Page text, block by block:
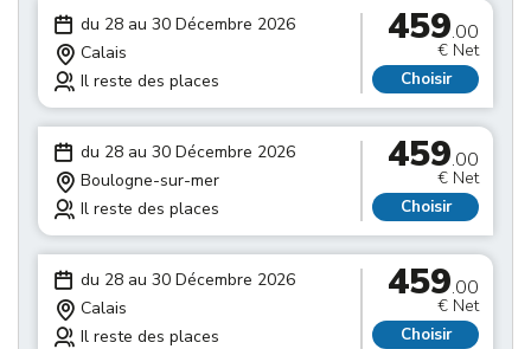
du 28 au 30 Décembre 2026
Calais
Il reste des places
459.00
€ Net
Choisir
du 28 au 30 Décembre 2026
Boulogne-sur-mer
Il reste des places
459.00
€ Net
Choisir
du 28 au 30 Décembre 2026
Calais
Il reste des places
459.00
€ Net
Choisir